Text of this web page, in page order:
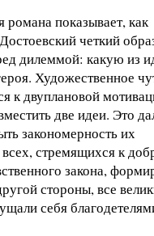
романа показывает, как
четкий
дилеммой: какую из
Художественное
к двуплановой
две идеи. Это
закономерность их
стремящихся к
закона,
стороны, все
себя